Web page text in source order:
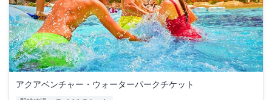
アクアベンチャー・ウォーターパークチケット